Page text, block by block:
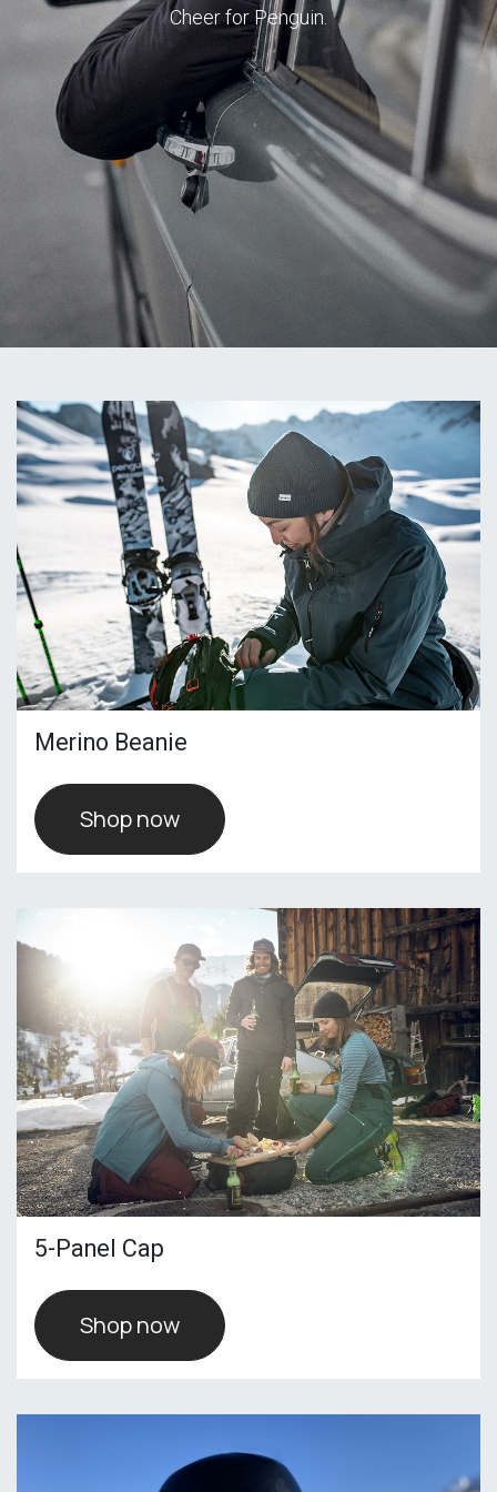
Cheer for Penguin.
Merino Beanie
Shop now
5-Panel Cap
Shop now